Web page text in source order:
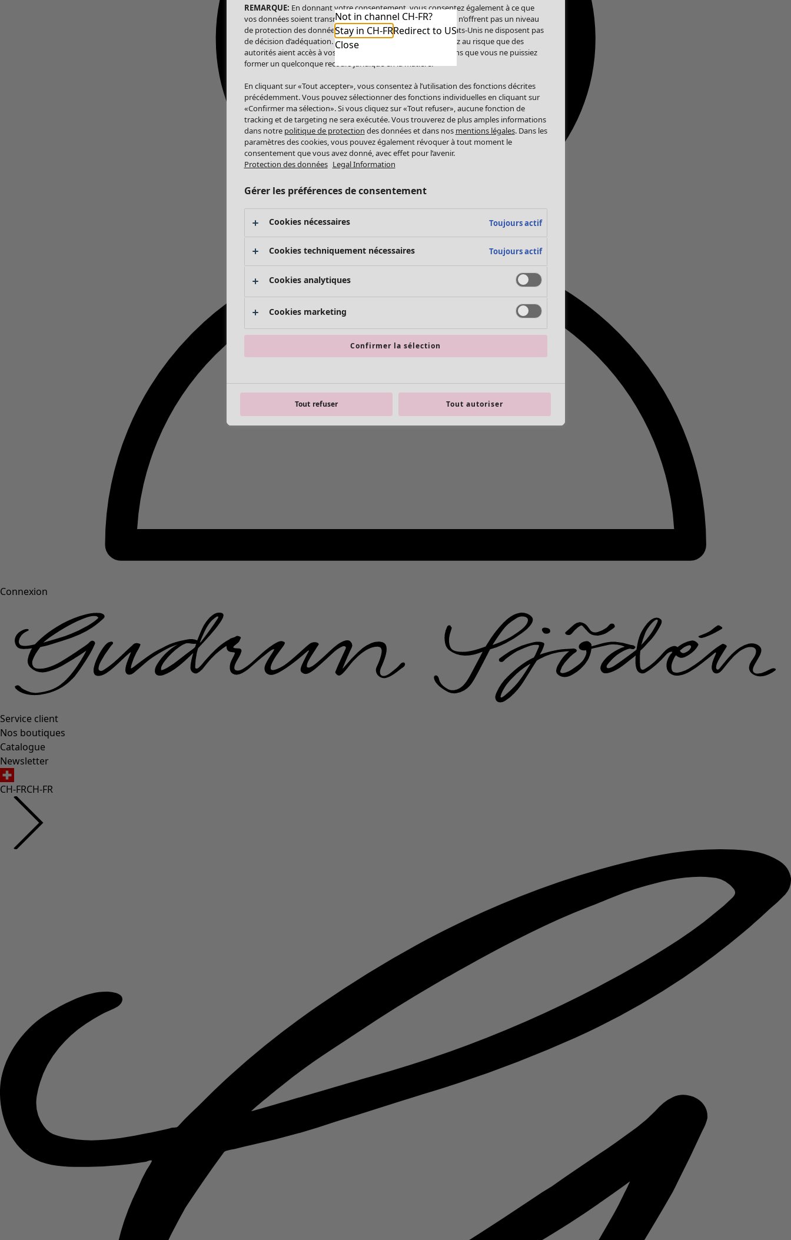
Connexion
Service client
Nos boutiques
Catalogue
Newsletter
CH-FRCH-FR
Not in channel CH-FR?
Stay in CH-FRRedirect to US
Close
REMARQUE: En donnant votre consentement, vous consentez également à ce que
vos données soient transmises aux États-Unis. Les États-Unis n’offrent pas un niveau
de protection des données comparable à celui de l’UE. Les États-Unis ne disposent pas
de décision d’adéquation. Par conséquent, vous vous exposez au risque que des
autorités aient accès à vos données à caractère personnel sans que vous ne puissiez
former un quelconque recours juridique en la matière.
En cliquant sur «Tout accepter», vous consentez à l’utilisation des fonctions décrites
précédemment. Vous pouvez sélectionner des fonctions individuelles en cliquant sur
«Confirmer ma sélection». Si vous cliquez sur «Tout refuser», aucune fonction de
tracking et de targeting ne sera exécutée. Vous trouverez de plus amples informations
dans notre politique de protection des données et dans nos mentions légales. Dans les
paramètres des cookies, vous pouvez également révoquer à tout moment le
consentement que vous avez donné, avec effet pour l’avenir.
Protection des données Legal Information
Gérer les préférences de consentement
Cookies nécessaires Toujours actif
Cookies techniquement nécessaires Toujours actif
Cookies analytiques
Cookies marketing
Confirmer la sélection
Tout refuser Tout autoriser